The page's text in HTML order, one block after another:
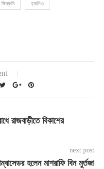
সিম্ফনি হ্যালিও
রাজবাড়ীতে বিকাশের
next post
হলেন মাশরাফি বিন মুর্তজা